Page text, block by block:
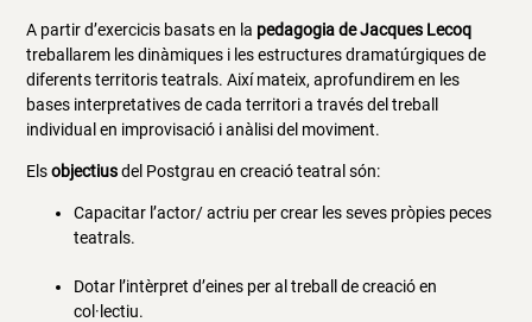
A partir d’exercicis basats en la pedagogia de Jacques Lecoq
treballarem les dinàmiques i les estructures dramatúrgiques de
diferents territoris teatrals. Així mateix, aprofundirem en les
bases interpretatives de cada territori a través del treball
individual en improvisació i anàlisi del moviment.
Elsobjectiusdel Postgrau en creació teatral són:
Capacitar l’actor/ actriu per crear les seves pròpies peces
teatrals.
Dotar l’intèrpret d’eines per al treball de creació en
col·lectiu.